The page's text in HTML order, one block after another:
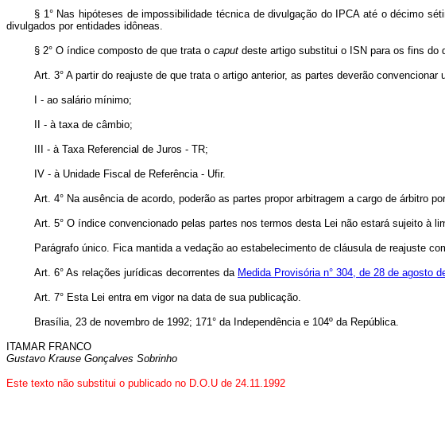
§ 1° Nas hipóteses de impossibilidade técnica de divulgação do IPCA até o décimo
divulgados por entidades idôneas.
§ 2° O índice composto de que trata o caput deste artigo substitui o ISN para os fins do
Art. 3° A partir do reajuste de que trata o artigo anterior, as partes deverão
I - ao salário mínimo;
II - à taxa de câmbio;
III - à Taxa Referencial de Juros - TR;
IV - à Unidade Fiscal de Referência - Ufir.
Art. 4° Na ausência de acordo, poderão as partes propor arbitragem a cargo de árbitro
Art. 5° O índice convencionado pelas partes nos termos desta Lei não estará sujeito à
Parágrafo único. Fica mantida a vedação ao estabelecimento de cláusula de reajuste
Art. 6° As relações jurídicas decorrentes da Medida Provisória n° 304, de 28 de agosto
Art. 7° Esta Lei entra em vigor na data de sua publicação.
Brasília, 23 de novembro de 1992; 171° da Independência e 104º da República.
ITAMAR FRANCO
Gustavo Krause Gonçalves Sobrinho
Este texto não substitui o publicado no D.O.U de 24.11.1992